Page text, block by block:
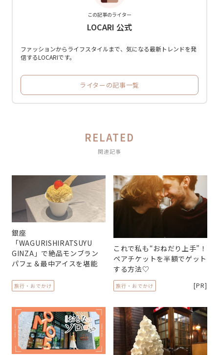
この記事のライター
LOCARI 公式
ファッションからライフスタイルまで、気になる最新トレンドを発
信するLOCARIです。
ライターの記事一覧
RELATED
関連記事
銀座
「WAGURISHIRATSUYU
GINZA」で絶品モンブラン
パフェ＆最中アイスを堪能
旅行・おでかけ
これで私も“おねだり上手”！
ペアチケットを半額でゲット
する方法♡
旅行・おでかけ [PR]